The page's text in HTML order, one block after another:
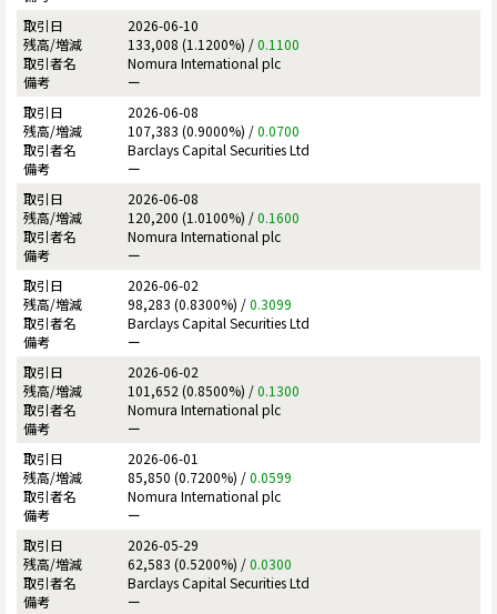
2026-06-10
133,008 (1.1200%) /0.1100
Nomura International plc
ー
2026-06-08
107,383 (0.9000%) /0.0700
Barclays Capital Securities Ltd
ー
2026-06-08
120,200 (1.0100%) /0.1600
Nomura International plc
ー
2026-06-02
98,283 (0.8300%) /0.3099
Barclays Capital Securities Ltd
ー
2026-06-02
101,652 (0.8500%) /0.1300
Nomura International plc
ー
2026-06-01
85,850 (0.7200%) /0.0599
Nomura International plc
ー
2026-05-29
62,583 (0.5200%) /0.0300
Barclays Capital Securities Ltd
ー